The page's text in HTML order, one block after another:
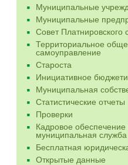
Муниципальные
Муниципальные
Совет Платнировского
Территориальное
самоуправление
Староста
Инициативное
Муниципальная
Статистические отчеты
Проверки
Кадровое обеспечение
муниципальная служба
Бесплатная
Открытые данные